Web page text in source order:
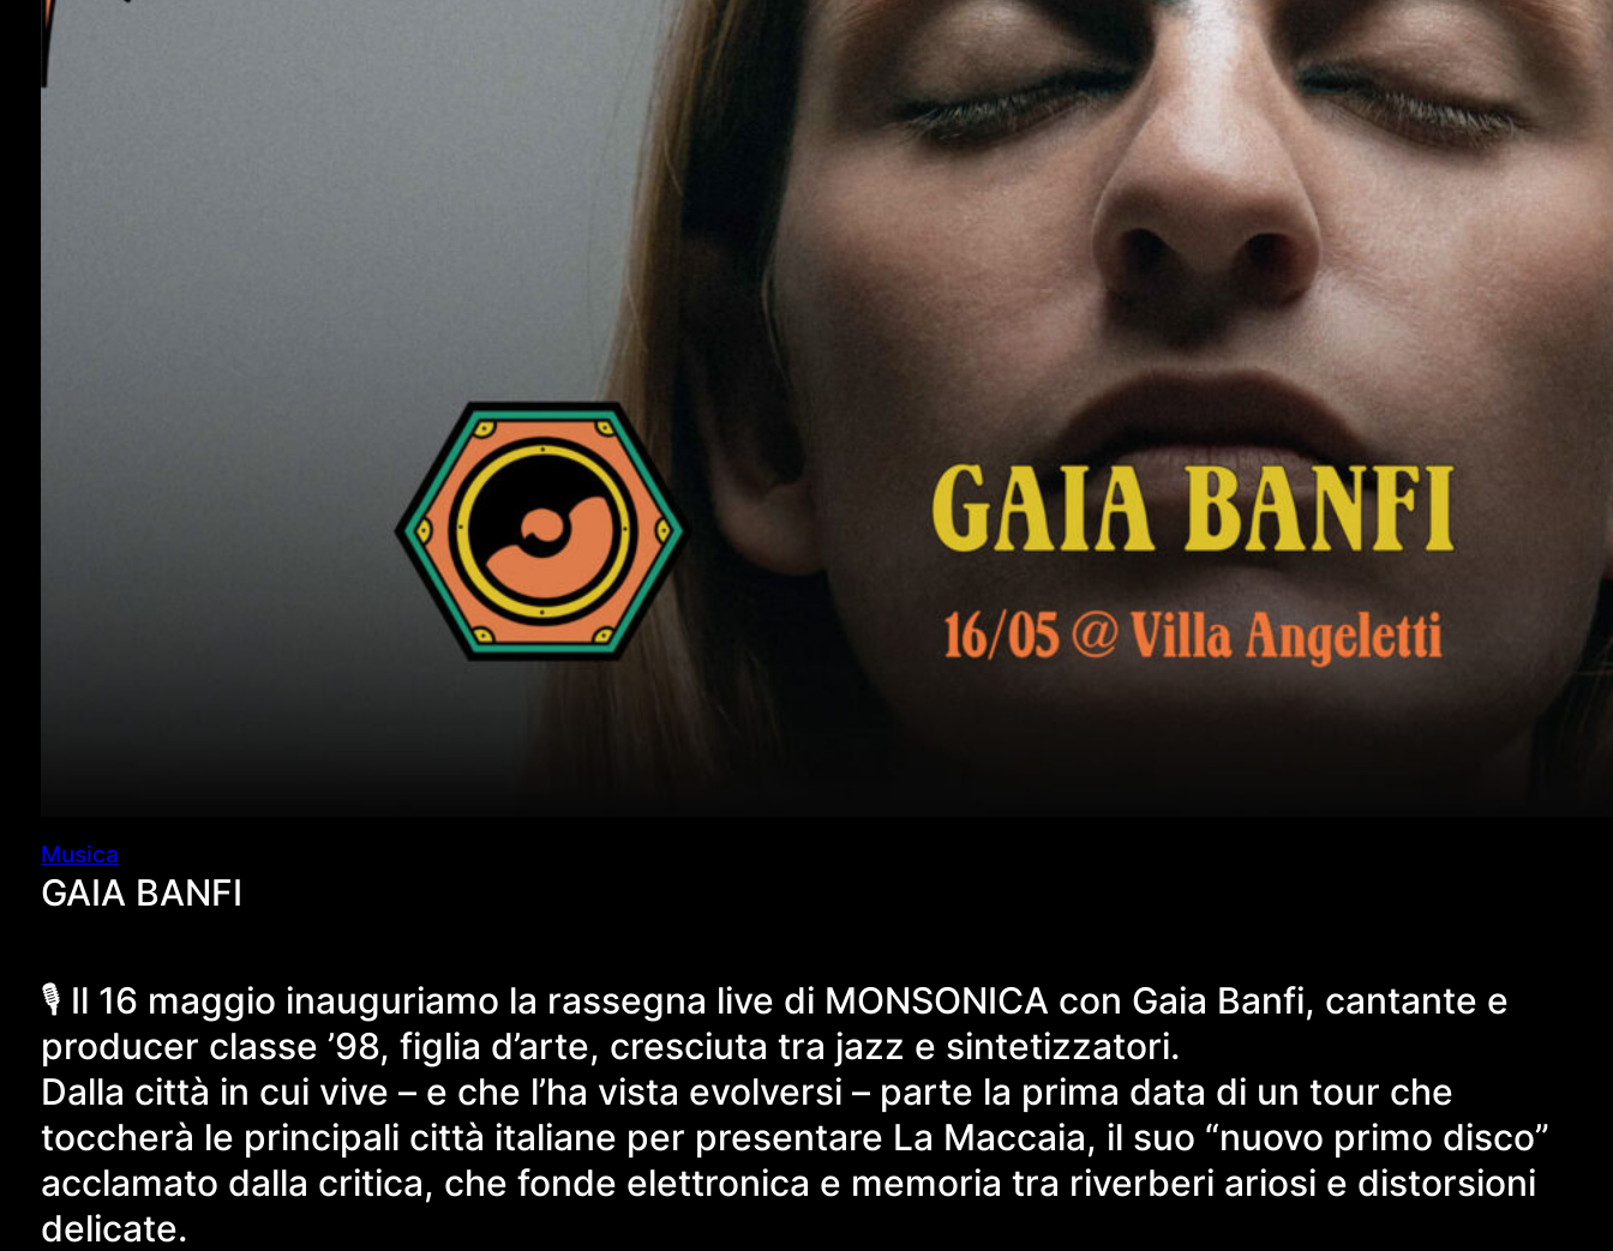
Musica
GAIA BANFI
🎙️ Il 16 maggio inauguriamo la rassegna live di MONSONICA con Gaia Banfi, cantante e
producer classe ’98, figlia d’arte, cresciuta tra jazz e sintetizzatori.
Dalla città in cui vive – e che l’ha vista evolversi – parte la prima data di un tour che
toccherà le principali città italiane per presentare La Maccaia, il suo “nuovo primo disco”
acclamato dalla critica, che fonde elettronica e memoria tra riverberi ariosi e distorsioni
delicate.